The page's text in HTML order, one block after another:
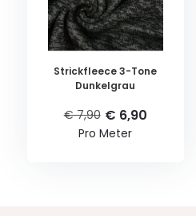
Strickfleece 3-Tone
Dunkelgrau
€ 7,90 € 6,90
Pro Meter